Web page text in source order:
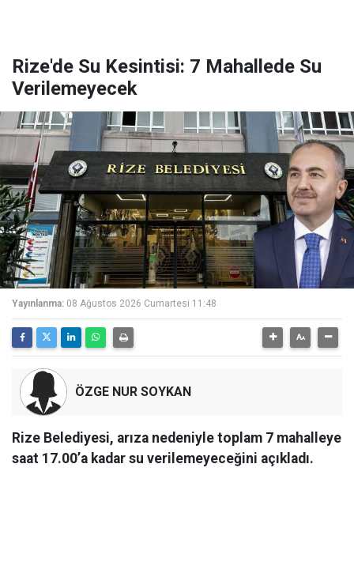
Rize'de Su Kesintisi: 7 Mahallede Su
Verilemeyecek
Yayınlanma: 08 Ağustos 2026 Cumartesi 11:48
ÖZGE NUR SOYKAN
Rize Belediyesi, arıza nedeniyle toplam 7 mahalleye
saat 17.00’a kadar su verilemeyeceğini açıkladı.